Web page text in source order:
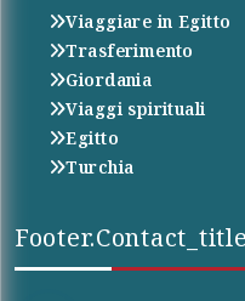
Viaggiare in Egitto
Trasferimento
Giordania
Viaggi spirituali
Egitto
Turchia
Footer.contact_title